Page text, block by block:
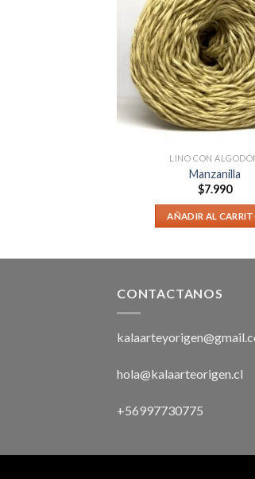
LINO CON
Manzanilla
$7.990
AÑADIR AL
CONTACTANOS
hola@kalaarteorigen.cl
+56997730775